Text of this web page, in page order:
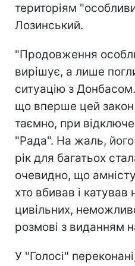
територіям
Лозинський.
"Продовження
вирішує, а лише
ситуацію з
що вперше цей закон
таємно, при
"Рада". На жаль, його
рік для багатьох
очевидно, що
хто вбивав і катував
цивільних,
розмові з виданням
У "Голосі"